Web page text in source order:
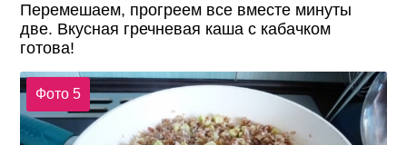
Перемешаем, прогреем все вместе минуты
две. Вкусная гречневая каша с кабачком
готова!
Фото 5